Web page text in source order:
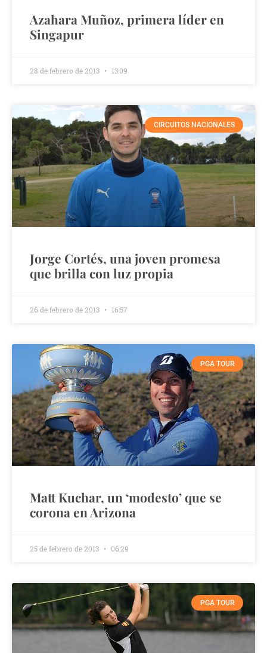
Azahara Muñoz, primera líder en
Singapur
28 de febrero de 2013 13:09
CIRCUITOS NACIONALES
Jorge Cortés, una joven promesa
que brilla con luz propia
26 de febrero de 2013 16:57
PGA TOUR
Matt Kuchar, un ‘modesto’ que se
corona en Arizona
25 de febrero de 2013 06:29
PGA TOUR